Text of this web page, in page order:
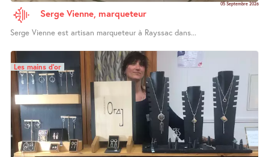
05 Septembre 2026
Serge Vienne, marqueteur
Serge Vienne est artisan marqueteur à Rayssac dans...
Les mains d’or